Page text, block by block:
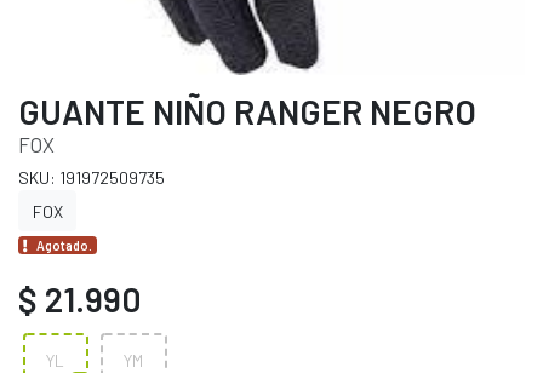
GUANTE NIÑO RANGER NEGRO
FOX
SKU: 191972509735
FOX
Agotado.
$ 21.990
YL YM